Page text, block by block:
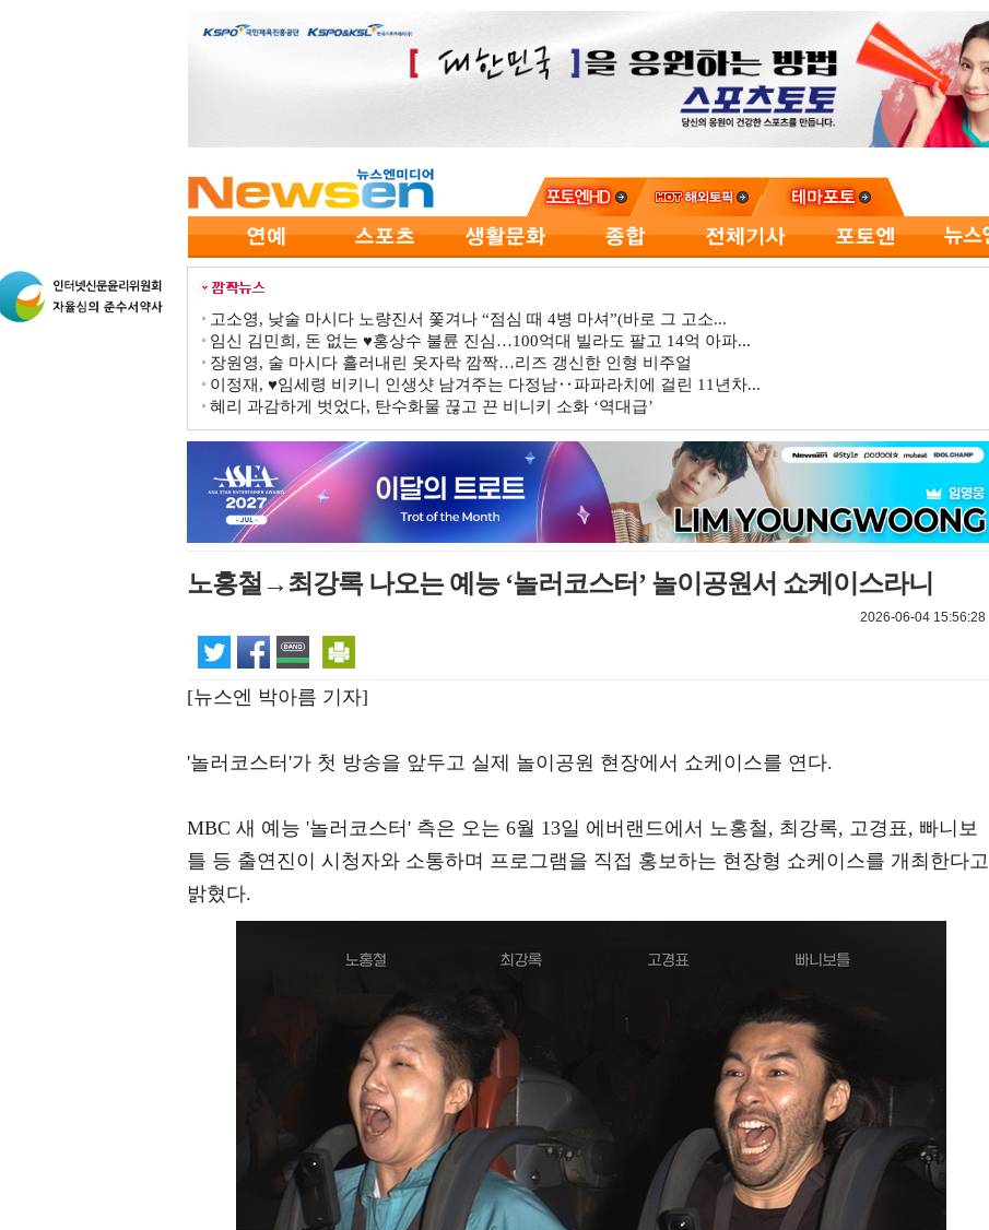
고소영, 낮술 마시다 노량진서 쫓겨나 “점심 때 4병 마셔”(바로 그 고소...
임신 김민희, 돈 없는 ♥홍상수 불륜 진심…100억대 빌라도 팔고 14억 아파...
장원영, 술 마시다 흘러내린 옷자락 깜짝…리즈 갱신한 인형 비주얼
이정재, ♥임세령 비키니 인생샷 남겨주는 다정남‥파파라치에 걸린 11년차...
혜리 과감하게 벗었다, 탄수화물 끊고 끈 비니키 소화 ‘역대급’
노홍철→최강록 나오는 예능 ‘놀러코스터’ 놀이공원서 쇼케이스라니
2026-06-04 15:56:28
[뉴스엔 박아름 기자]
'놀러코스터'가 첫 방송을 앞두고 실제 놀이공원 현장에서 쇼케이스를 연다.
MBC 새 예능 '놀러코스터' 측은 오는 6월 13일 에버랜드에서 노홍철, 최강록, 고경표, 빠니보
틀 등 출연진이 시청자와 소통하며 프로그램을 직접 홍보하는 현장형 쇼케이스를 개최한다고
밝혔다.